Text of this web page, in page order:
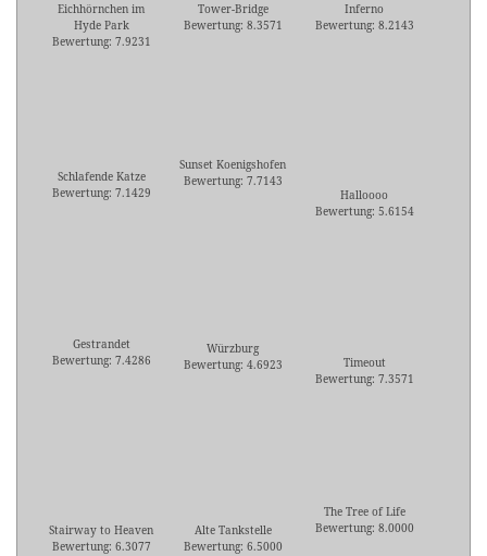
Eichhörnchen im
Hyde Park
Bewertung: 7.9231
Tower-Bridge
Bewertung: 8.3571
Inferno
Bewertung: 8.2143
Schlafende Katze
Bewertung: 7.1429
Sunset Koenigshofen
Bewertung: 7.7143
Halloooo
Bewertung: 5.6154
Gestrandet
Bewertung: 7.4286
Würzburg
Bewertung: 4.6923
Timeout
Bewertung: 7.3571
Stairway to Heaven
Bewertung: 6.3077
Alte Tankstelle
Bewertung: 6.5000
The Tree of Life
Bewertung: 8.0000